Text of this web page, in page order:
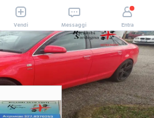
Vendi Messaggi Entra